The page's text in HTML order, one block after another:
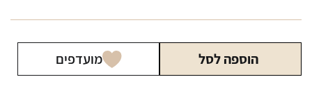
הוספה לסל מועדפים